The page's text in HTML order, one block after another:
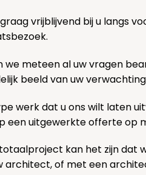
vrijblijvend bij u langs
we meteen al uw vragen
beeld van uw
werk dat u ons wilt laten
een uitgewerkte offerte op
kan het zijn dat
architect, of met een